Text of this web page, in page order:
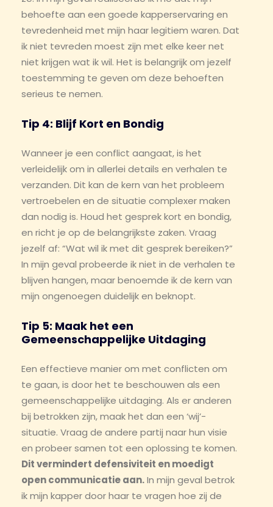
behoefte aan een goede kapperservaring en
tevredenheid met mijn haar legitiem waren. Dat
ik niet tevreden moest zijn met elke keer net
niet krijgen wat ik wil. Het is belangrijk om jezelf
toestemming te geven om deze behoeften
serieus te nemen.
Tip 4: Blijf Kort en Bondig
Wanneer je een conflict aangaat, is het
verleidelijk om in allerlei details en verhalen te
verzanden. Dit kan de kern van het probleem
vertroebelen en de situatie complexer maken
dan nodig is. Houd het gesprek kort en bondig,
en richt je op de belangrijkste zaken. Vraag
jezelf af: “Wat wil ik met dit gesprek bereiken?”
In mijn geval probeerde ik niet in de verhalen te
blijven hangen, maar benoemde ik de kern van
mijn ongenoegen duidelijk en beknopt.
Tip 5: Maak het een
Gemeenschappelijke Uitdaging
Een effectieve manier om met conflicten om
te gaan, is door het te beschouwen als een
gemeenschappelijke uitdaging. Als er anderen
bij betrokken zijn, maak het dan een ‘wij’-
situatie. Vraag de andere partij naar hun visie
en probeer samen tot een oplossing te komen.
Dit vermindert defensiviteit en moedigt
open communicatie aan.In mijn geval betrok
ik mijn kapper door haar te vragen hoe zij de